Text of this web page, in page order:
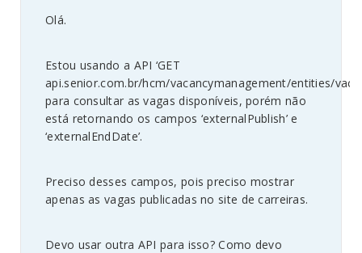
Olá.
Estou usando a API ‘GET
api.senior.com.br/hcm/vacancymanagement/entities/
para consultar as vagas disponíveis, porém não
está retornando os campos ‘externalPublish’ e
‘externalEndDate’.
Preciso desses campos, pois preciso mostrar
apenas as vagas publicadas no site de carreiras.
Devo usar outra API para isso? Como devo